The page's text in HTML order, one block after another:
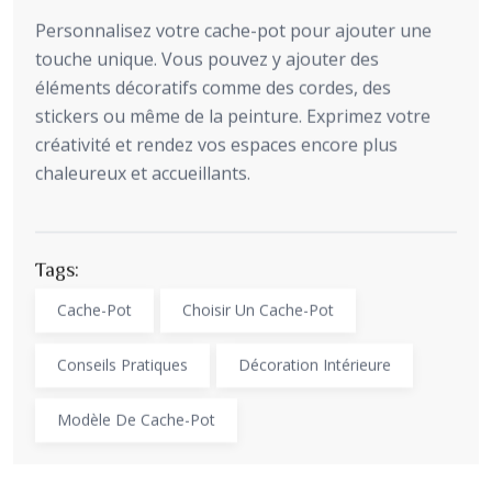
Personnalisez votre cache-pot pour ajouter une
touche unique. Vous pouvez y ajouter des
éléments décoratifs comme des cordes, des
stickers ou même de la peinture. Exprimez votre
créativité et rendez vos espaces encore plus
chaleureux et accueillants.
Tags:
Cache-Pot Choisir Un Cache-Pot
Conseils Pratiques Décoration Intérieure
Modèle De Cache-Pot